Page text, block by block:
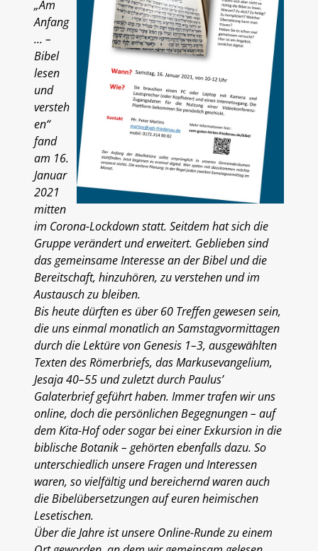
„Am
Anfang
… –
Bibel
lesen
und
versteh
en“
fand
am 16.
Januar
2021
mitten
im Corona-Lockdown statt. Seitdem hat sich die
Gruppe verändert und erweitert. Geblieben sind
das gemeinsame Interesse an der Bibel und die
Bereitschaft, hinzuhören, zu verstehen und im
Austausch zu bleiben.
Bis heute dürften es über 60 Treffen gewesen sein,
die uns einmal monatlich an Samstagvormittagen
durch die Lektüre von Genesis 1–3, ausgewählten
Texten des Römerbriefs, das Markusevangelium,
Jesaja 40–55 und zuletzt durch Paulus’
Galaterbrief geführt haben. Immer trafen wir uns
online, doch die persönlichen Begegnungen – auf
dem Kita-Hof oder sogar bei einer Exkursion in die
biblische Botanik – gehörten ebenfalls dazu. So
unterschiedlich unsere Fragen und Interessen
waren, so vielfältig und bereichernd waren auch
die Bibelübersetzungen auf euren heimischen
Lesetischen.
Über die Jahre ist unsere Online-Runde zu einem